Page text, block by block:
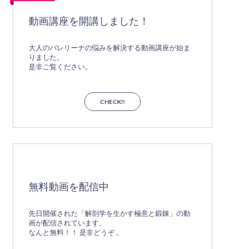
動画講座を開講しました！
大人のバレリーナの悩みを解決する動画講座が始ま
りました。
是非ご覧ください。
CHECK!!
無料動画を配信中
先日開催された「解剖学を生かす極意と鍛錬」の動
画が配信されています。
なんと無料！！ 是非どうぞ 。